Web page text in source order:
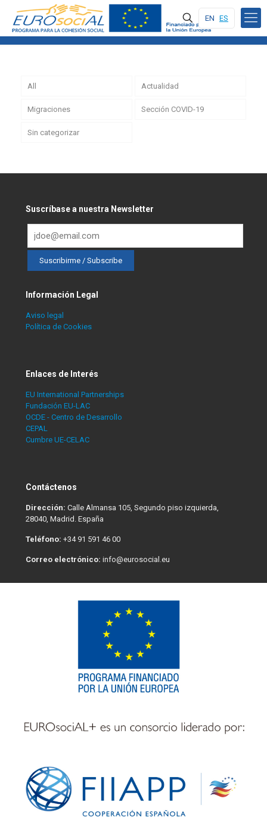
EN ES
All Actualidad
Migraciones Sección COVID-19
Sin categorizar
Suscríbase a nuestra Newsletter
Información Legal
Aviso legal
Política de Cookies
Enlaces de Interés
EU International Partnerships
Fundación EU-LAC
OCDE - Centro de Desarrollo
CEPAL
Cumbre UE-CELAC
Contáctenos
Dirección: Calle Almansa 105, Segundo piso izquierda,
28040, Madrid. España
Teléfono: +34 91 591 46 00
Correo electrónico: info@eurosocial.eu